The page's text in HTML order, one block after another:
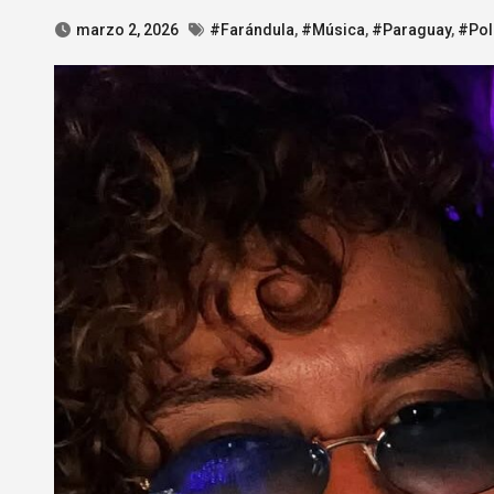
marzo 2, 2026 #Farándula, #Música, #Paraguay,